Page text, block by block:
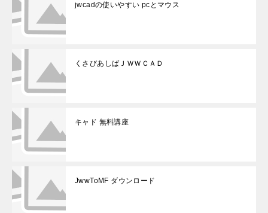
jwcadの使いやすい pcとマウス
くさびあしばＪＷＷＣＡＤ
キャド 無料講座
JwwToMF ダウンロード